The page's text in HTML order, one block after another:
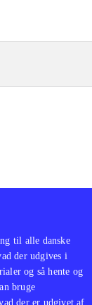
til alle danske
der udgives i
og så hente og
bruge
der er udgivet af